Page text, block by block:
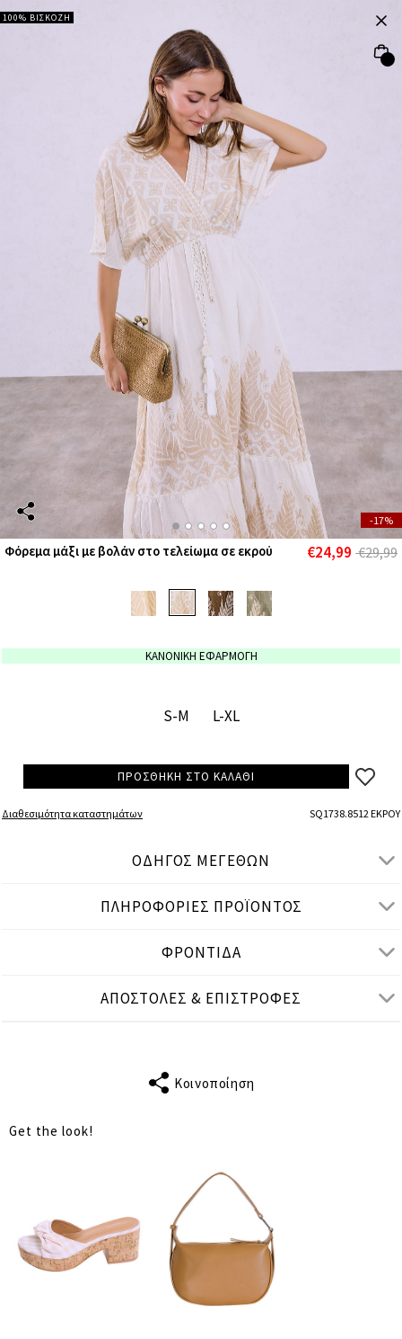
100% ΒΙΣΚΟΖΗ
-17%
Φόρεμα μάξι με βολάν στο τελείωμα σε εκρού €24,99 €29,99
ΚΑΝΟΝΙΚΗ ΕΦΑΡΜΟΓΗ
S-M L-XL
ΠΡΟΣΘΗΚΗ ΣΤΟ ΚΑΛΑΘΙ
Διαθεσιμότητα καταστημάτων SQ1738.8512 ΕΚΡΟΥ
ΟΔΗΓΟΣ ΜΕΓΕΘΩΝ
● ΚΑΝΟΝΙΚΗ ΕΦΑΡΜΟΓΗ
in
ΜΕΣΗ
ΜΗΚΟΣ
ΑΠΟΣΤΑΣΗ
ΩΜΩΝ
S-M L-XL
70
144
87
ΠΛΗΡΟΦΟΡΙΕΣ ΠΡΟΪΟΝΤΟΣ
ΦΡΟΝΤΙΔΑ
ΑΠΟΣΤΟΛΕΣ & ΕΠΙΣΤΡΟΦΕΣ
Κοινοποίηση
Get the look!